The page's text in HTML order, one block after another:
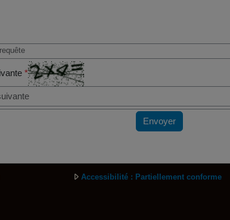
*
Envoyer
Accessibilité : Partiellement conforme